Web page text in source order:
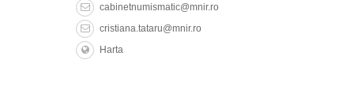
cabinetnumismatic@mnir.ro
cristiana.tataru@mnir.ro
Harta